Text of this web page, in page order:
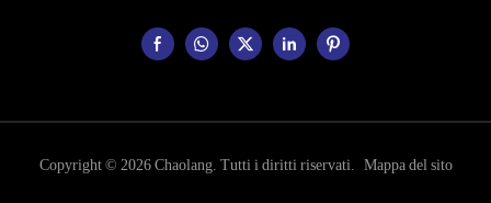
Copyright © 2026 Chaolang. Tutti i diritti riservati. Mappa del sito